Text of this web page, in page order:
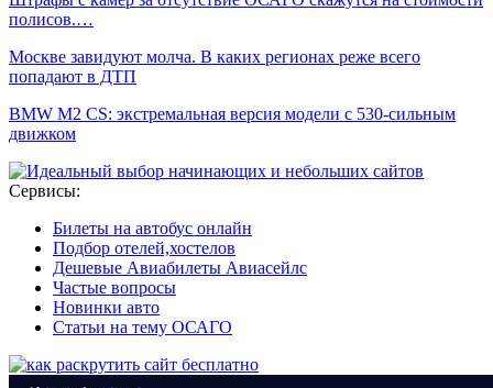
полисов.…
Москве завидуют молча. В каких регионах реже всего
попадают в ДТП
BMW M2 CS: экстремальная версия модели с 530-сильным
движком
Сервисы:
Билеты на автобус онлайн
Подбор отелей,хостелов
Дешевые Авиабилеты Авиасейлс
Частые вопросы
Новинки авто
Статьи на тему ОСАГО